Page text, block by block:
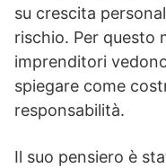
su crescita
rischio. Per questo
imprenditori
spiegare come
responsabilità.
Il suo pensiero è